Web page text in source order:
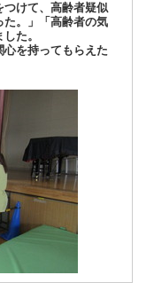
つけて、高齢者疑似
た。」「高齢者の気
た。
を持ってもらえた